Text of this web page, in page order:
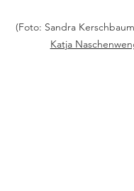
(Foto: Sandra
Katja